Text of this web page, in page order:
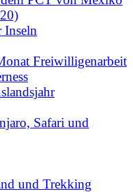
Inseln
Freiwilligenarbeit
Safari und
und Trekking